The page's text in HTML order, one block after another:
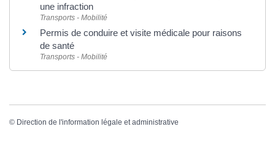
une infraction
Transports - Mobilité
Permis de conduire et visite médicale pour raisons
de santé
Transports - Mobilité
© Direction de l'information légale et administrative